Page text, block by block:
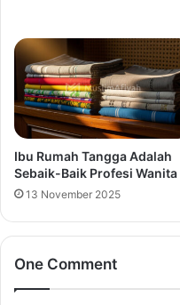
Ibu Rumah Tangga Adalah
Sebaik-Baik Profesi Wanita
13 November 2025
One Comment